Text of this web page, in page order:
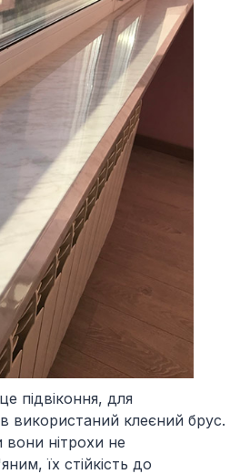
підвіконня, для
використаний клеєний брус.
нітрохи не
їх стійкість до